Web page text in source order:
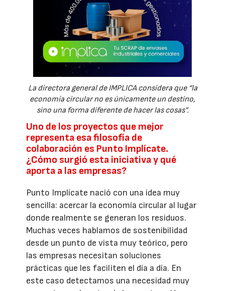
La directora general de IMPLICA considera que “la
economía circular no es únicamente un destino,
sino una forma diferente de hacer las cosas”.
Uno de los proyectos que mejor
representa esa filosofía de
colaboración es Punto Implícate.
¿Cómo surgió esta iniciativa y qué
aporta a las empresas?
Punto Implícate nació con una idea muy
sencilla: acercar la economía circular al lugar
donde realmente se generan los residuos.
Muchas veces hablamos de sostenibilidad
desde un punto de vista muy teórico, pero
las empresas necesitan soluciones
prácticas que les faciliten el día a día. En
este caso detectamos una necesidad muy